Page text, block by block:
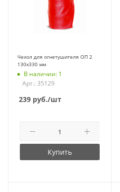
Чехол для огнетушителя ОП 2
130х330 мм
В наличии: 1
Арт.: 35129
239 руб./шт
Купить